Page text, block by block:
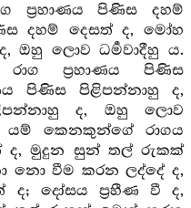
ප්‍රහාණය පිණිස දහම්
දහම් දෙසත් ද, මෝහ
ඔහු ලොව ධර්‍මවාදීහු ය.
ප්‍රහාණය පිණිස
පිණිස පිළිපන්නාහු ද,
ද, ඔහු ලොව
කෙනකුන්ගේ රාගය
ද, මුදුන සුන් තල් රුකක්
නො වීම කරන ලද්දේ ද,
ද; දෝසය ප්‍රහීණ වී ද,